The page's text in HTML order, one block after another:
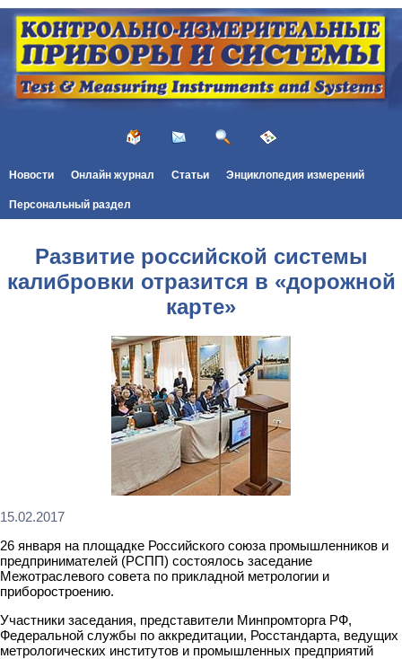
Новости Онлайн журнал Статьи Энциклопедия измерений
Персональный раздел
Развитие российской системы
калибровки отразится в «дорожной
карте»
15.02.2017
26 января на площадке Российского союза промышленников и
предпринимателей (РСПП) состоялось заседание
Межотраслевого совета по прикладной метрологии и
приборостроению.
Участники заседания, представители Минпромторга РФ,
Федеральной службы по аккредитации, Росстандарта, ведущих
метрологических институтов и промышленных предприятий